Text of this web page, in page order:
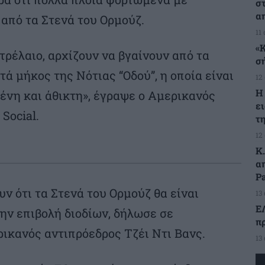
τα Στενά του Ορμούζ.
αρχίζουν να βγαίνουν από τα
μήκος της Νότιας “Οδού”, η οποία είναι
και άθικτη», έγραψε ο Αμερικανός
ότι τα Στενά του Ορμούζ θα είναι
επιβολή διοδίων, δήλωσε σε
αντιπρόεδρος Τζέι Ντι Βανς.
Η